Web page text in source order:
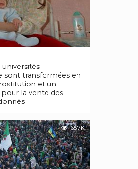
sont transformées en
et un
la vente des
65.7K